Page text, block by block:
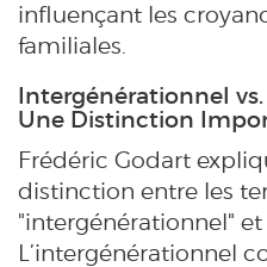
influençant les
familiales.
Intergénérationnel
Une Distinction
Frédéric Godart
distinction entre les
"intergénérationnel"
L’intergénérationnel